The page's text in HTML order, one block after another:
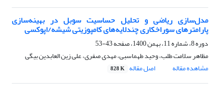
مدل‌‌سازی ریاضی و تحلیل حساسیت سوبل در بهینه‌‌سازی
پارامترهای سوراخکاری چندلایه‌‌های کامپوزیتی شیشه/اپوکسی
دوره 8، شماره 11، بهمن 1400، صفحه
43-53
مظاهر سلامت طلب، وحید طهماسبی، مهدی صفری، علی زین العابدین بیگی
مشاهده مقاله
اصل مقاله 828 K